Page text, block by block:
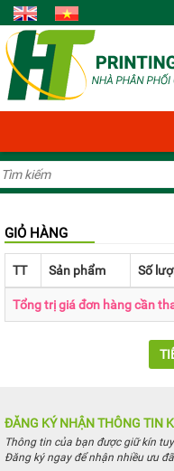
Bạn có 0 Sản phẩm Xem giỏ
GIỎ HÀNG
TT Sản phẩm Số
Tổng trị giá đơn hàng cần
ĐĂNG KÝ NHẬN THÔNG TIN
Thông tin của bạn được giữ kín
Đăng ký ngay để nhận nhiều ưu